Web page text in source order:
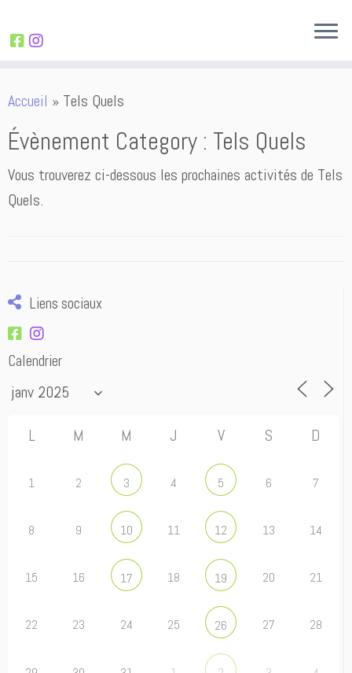
au
contenu
Accueil » Tels Quels
Évènement Category : Tels Quels
Vous trouverez ci-dessous les prochaines activités de Tels
Quels.
Liens sociaux
Calendrier
L M M J V S D
1 2 3 4 5 6 7
8 9 10 11 12 13 14
15 16 17 18 19 20 21
22 23 24 25 26 27 28